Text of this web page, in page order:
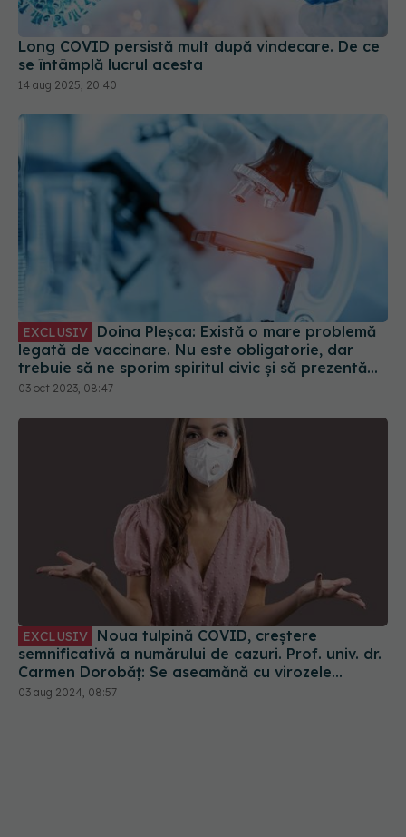
Long COVID persistă mult după vindecare. De ce
se întâmplă lucrul acesta
14 aug 2025, 20:40
EXCLUSIV
legată de vaccinare. Nu este obligatorie, dar
trebuie să ne sporim spiritul civic și să prezentăm
corect minusurile și plusurile fiecărui vaccin
03 oct 2023, 08:47
EXCLUSIV
semnificativă a numărului de cazuri. Prof. univ. dr.
Carmen Dorobăț: Se aseamănă cu virozele
respiratorii. Nu necesită tratament simptomatic
03 aug 2024, 08:57